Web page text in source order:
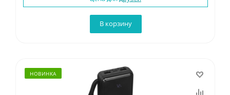
В корзину
НОВИНКА